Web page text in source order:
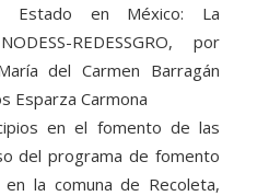
Estado en México: La
REDESSGRO, por
del Carmen Barragán
Esparza Carmona
en el fomento de las
del programa de fomento
la comuna de Recoleta,